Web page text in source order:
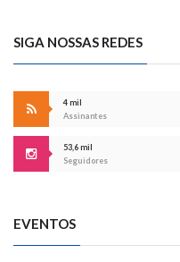
SIGA NOSSAS REDES
4 mil
Assinantes
53,6 mil
Seguidores
EVENTOS